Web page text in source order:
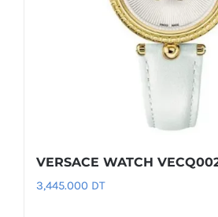
VERSACE WATCH
3,445.000 DT